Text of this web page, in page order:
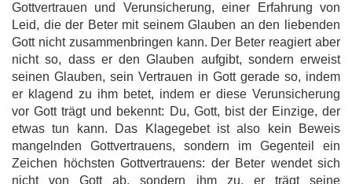
Gottvertrauen und Verunsicherung, einer Erfahrung von
Leid, die der Beter mit seinem Glauben an den liebenden
Gott nicht zusammenbringen kann. Der Beter reagiert aber
nicht so, dass er den Glauben aufgibt, sondern erweist
seinen Glauben, sein Vertrauen in Gott gerade so, indem
er klagend zu ihm betet, indem er diese Verunsicherung
vor Gott trägt und bekennt: Du, Gott, bist der Einzige, der
etwas tun kann. Das Klagegebet ist also kein Beweis
mangelnden Gottvertrauens, sondern im Gegenteil ein
Zeichen höchsten Gottvertrauens: der Beter wendet sich
nicht von Gott ab, sondern ihm zu, er trägt seine